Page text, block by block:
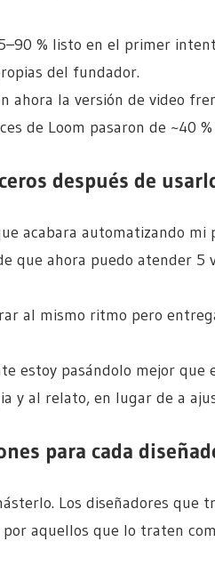
% listo en el primer
del fundador.
ahora la versión de video
de Loom pasaron de ~40
después de
acabara automatizando mi
que ahora puedo atender
al mismo ritmo pero
estoy pasándolo mejor
y al relato, en lugar de a
para cada
Los diseñadores que
aquellos que lo traten